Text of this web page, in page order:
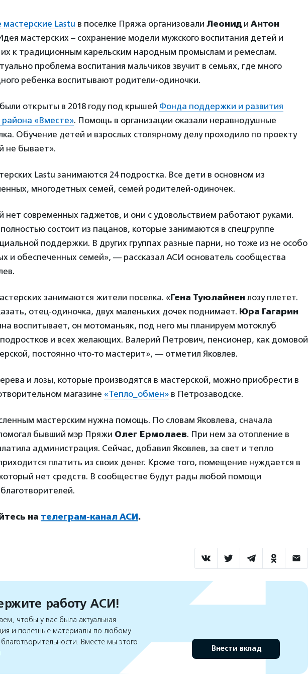
Lastu в поселке Пряжа организовали Леониди Антон
мастерских – сохранение модели мужского воспитания детей и
к традиционным карельским народным промыслам и ремеслам.
проблема воспитания мальчиков звучит в семьях, где много
ребенка воспитывают родители-одиночки.
открыты в 2018 году под крышей Фонда поддержки и развития
района «Вместе». Помощь в организации оказали неравнодушные
Обучение детей и взрослых столярному делу проходило по проекту
не бывает».
Lastu занимаются 24 подростка. Все дети в основном из
многодетных семей, семей родителей-одиночек.
нет современных гаджетов, и они с удовольствием работают руками.
состоит из пацанов, которые занимаются в спецгруппе
поддержки. В других группах разные парни, но тоже из не особо
и обеспеченных семей», — рассказал АСИ основатель сообщества
занимаются жители поселка. «Гена Туюлайнен лозу плетет.
отец-одиночка, двух маленьких дочек поднимает. Юра Гагарин
воспитывает, он мотоманьяк, под него мы планируем мотоклуб
и всех желающих. Валерий Петрович, пенсионер, как домовой
постоянно что-то мастерит», — отметил Яковлев.
и лозы, которые производятся в мастерской, можно приобрести в
магазине «Тепло_обмен» в Петрозаводске.
мастерским нужна помощь. По словам Яковлева, сначала
бывший мэр Пряжи Олег Ермолаев. При нем за отопление в
администрация. Сейчас, добавил Яковлев, за свет и тепло
платить из своих денег. Кроме того, помещение нуждается в
нет средств. В сообществе будут рады любой помощи
на телеграм-канал АСИ.
работу АСИ!
чтобы у вас была актуальная
и полезные материалы по любому
Вместе мы этого
Внести вклад